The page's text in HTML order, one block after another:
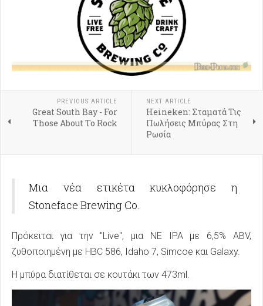
PREVIOUS ARTICLE
Great South Bay - For
Those About To Rock
NEXT ARTICLE
Heineken: Σταματά Τις
Πωλήσεις Μπύρας Στη
Ρωσία
Μια νέα ετικέτα κυκλοφόρησε η
Stoneface Brewing Co.
Πρόκειται για την "Live", μια NE IPA με 6,5% ABV,
ζυθοποιημένη με HBC 586, Idaho 7, Simcoe και Galaxy.
Η μπύρα διατίθεται σε κουτάκι των 473ml.